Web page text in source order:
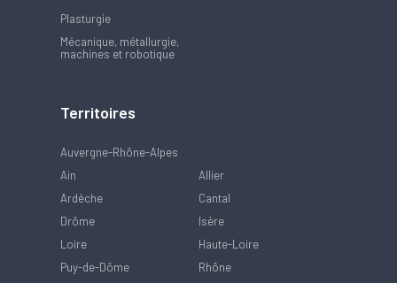
Plasturgie
Mécanique, métallurgie,
machines et robotique
Territoires
Auvergne-Rhône-Alpes
Ain
Allier
Ardèche
Cantal
Drôme
Isère
Loire
Haute-Loire
Puy-de-Dôme
Rhône